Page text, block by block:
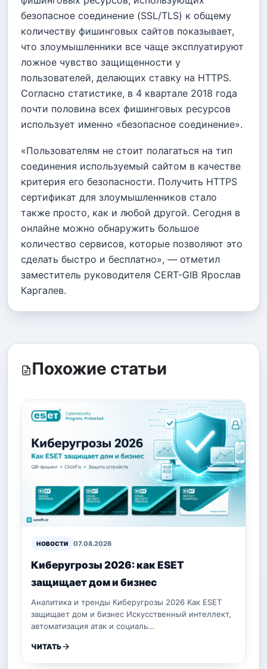
безопасное соединение (SSL/TLS) к общему
количеству фишинговых сайтов показывает,
что злоумышленники все чаще эксплуатируют
ложное чувство защищенности у
пользователей, делающих ставку на HTTPS.
Согласно статистике, в 4 квартале 2018 года
почти половина всех фишинговых ресурсов
использует именно «безопасное соединение».
«Пользователям не стоит полагаться на тип
соединения используемый сайтом в качестве
критерия его безопасности. Получить HTTPS
сертификат для злоумышленников стало
также просто, как и любой другой. Сегодня в
онлайне можно обнаружить большое
количество сервисов, которые позволяют это
сделать быстро и бесплатно», — отметил
заместитель руководителя CERT-GIB Ярослав
Каргалев.
Похожие статьи
НОВОСТИ 07.08.2026
Киберугрозы 2026: как ESET
защищает дом и бизнес
Аналитика и тренды Киберугрозы 2026 Как ESET
защищает дом и бизнес Искусственный интеллект,
автоматизация атак и социаль…
ЧИТАТЬ